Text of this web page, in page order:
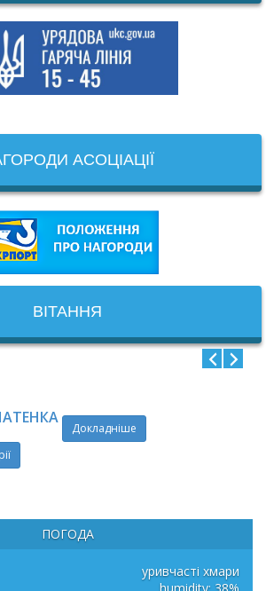
АСОЦІАЦІЇ
ВІТАННЯ
Докладніше
ПОГОДА
уривчасті хмари